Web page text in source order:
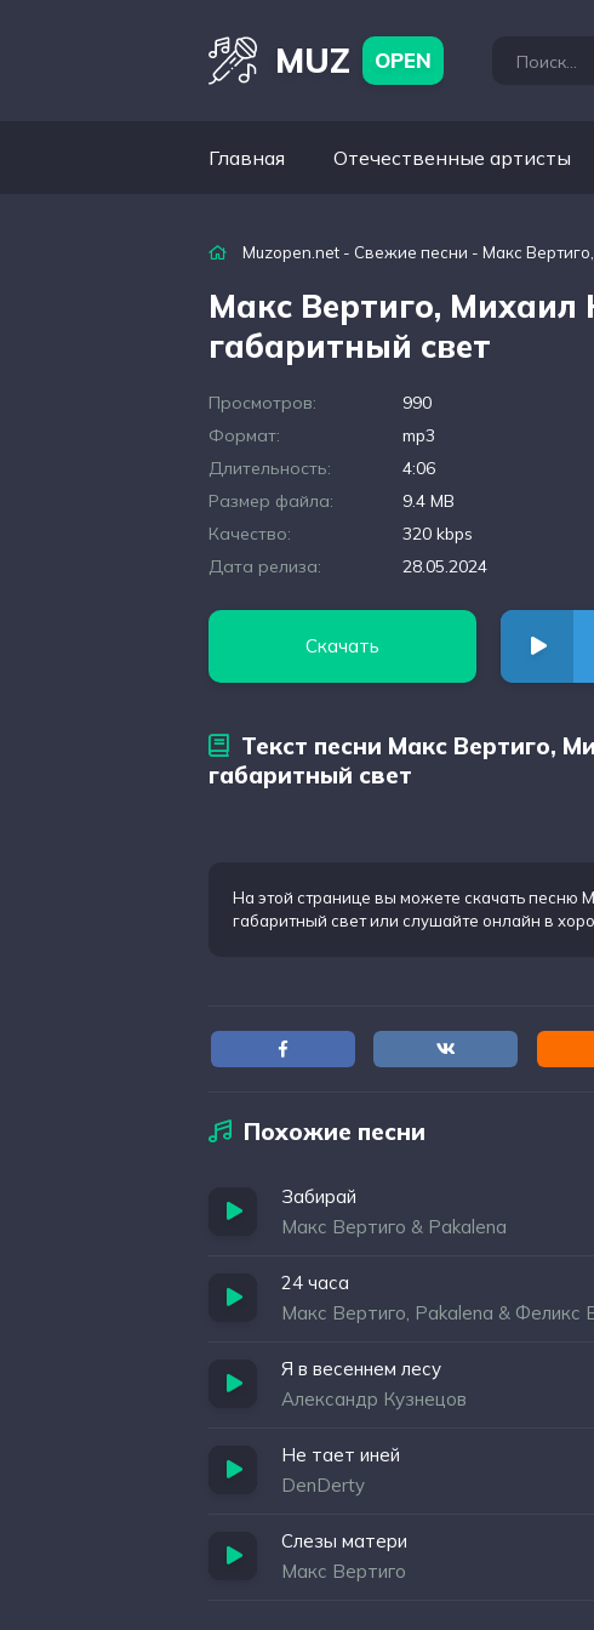
MUZ OPEN
Главная Отечественные артисты
Muzopen.net - Свежие песни - Макс
Макс Вертиго, Михаил
габаритный свет
Просмотров:
990
Формат:
mp3
Длительность:
4:06
Размер файла:
9.4 MB
Качество:
320 kbps
Дата релиза:
28.05.2024
Скачать
Текст песни Макс Вертиго,
габаритный свет
На этой странице вы можете скачать песню
габаритный светили слушайте онлайн в
Похожие песни
Забирай
Макс Вертиго & Pakalena
24 часа
Макс Вертиго, Pakalena & Феликс
Я в весеннем лесу
Александр Кузнецов
Не тает иней
DenDerty
Слезы матери
Макс Вертиго